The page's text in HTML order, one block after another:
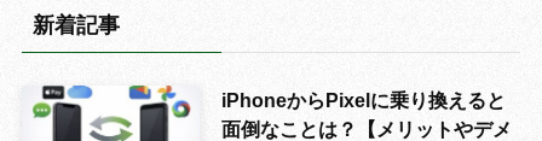
新着記事
iPhoneからPixelに乗り換えると
面倒なことは？【メリットやデメ